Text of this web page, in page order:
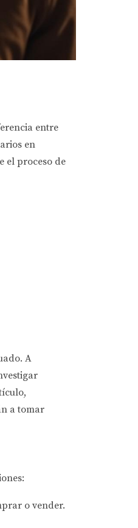
entre
en
el proceso de
A
a tomar
o vender.